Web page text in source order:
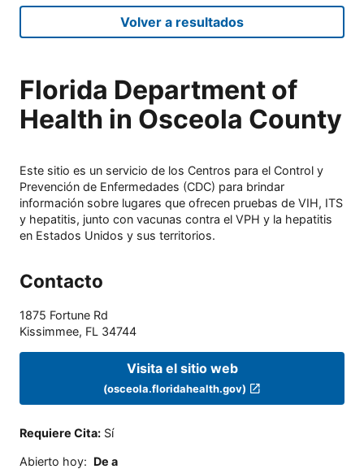
Volver a resultados
Florida Department of
Health in Osceola County
Este sitio es un servicio de los Centros para el Control y
Prevención de Enfermedades (CDC) para brindar
información sobre lugares que ofrecen pruebas de VIH, ITS
y hepatitis, junto con vacunas contra el VPH y la hepatitis
en Estados Unidos y sus territorios.
Contacto
1875 Fortune Rd
Kissimmee, FL 34744
Visita el sitio web
(osceola.floridahealth.gov)
Requiere Cita: Sí
Abierto hoy: De a